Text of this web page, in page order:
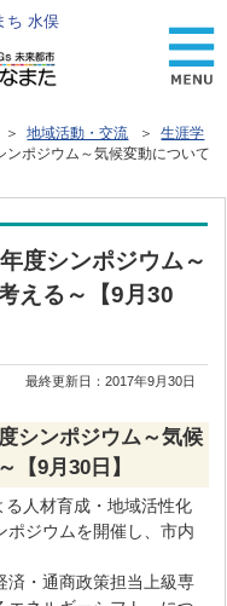
ち 水俣
＞地域活動・交流 ＞生涯学
ポジウム～気候変動について
度シンポジウム～
える～【9月30
最終更新日：2017年9月30日
シンポジウム～気候
【9月30日】
人材育成・地域活性化
ポジウムを開催し、市内
・通商政策担当上級専